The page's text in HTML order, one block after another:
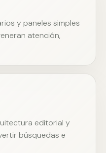
y paneles simples
atención,
editorial y
búsquedas e